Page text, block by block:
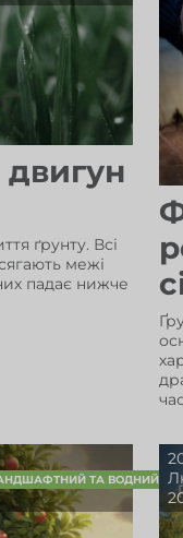
ґрунту. Всі
межі
падає нижче
ТА ВОДНИЙ